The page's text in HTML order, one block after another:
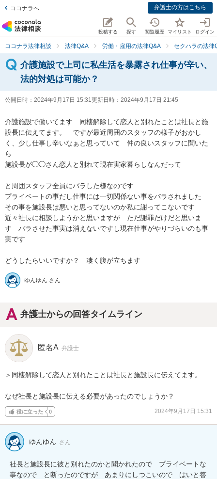
ココナラへ 弁護士の方はこちら
投稿する 探す 閲覧履歴 マイリスト ログイン
ココナラ法律相談 法律Q&A 労働・雇用の法律Q&A セクハラの法律
介護施設で上司に私生活を暴露され仕事が辛い、
法的対処は可能か？
公開日時： 2024年9月17日 15:31更新日時： 2024年9月17日 21:45
介護施設で働いてます　同棲解除して恋人と別れたことは社長と施
設長に伝えてます。　ですが最近周囲のスタッフの様子がおかし
く、少し仕事し辛いなぁと思っていて　仲の良いスタッフに聞いた
ら
施設長が◯◯さん恋人と別れて現在実家暮らしなんだって
と周囲スタッフ全員にバラした様なのです
プライベートの事だし仕事には一切関係ない事をバラされました
その事を施設長は悪いと思ってないのか私に謝ってこないです
近々社長に相談しようかと思いますが　ただ謝罪だけだと思いま
す　バラさせた事実は消えないですし現在仕事がやりづらいのも事
実です
どうしたらいいですか？　凄く腹が立ちます
ゆんゆん さん
弁護士からの回答タイムライン
匿名A 弁護士
＞同棲解除して恋人と別れたことは社長と施設長に伝えてます。
なぜ社長と施設長に伝える必要があったのでしょうか？
役に立った 0 2024年9月17日 15:31
ゆんゆん さん
社長と施設長に彼と別れたのかと聞かれたので　プライベートな
事なので　と断ったのですが　あまりにしつこいので　はいと答